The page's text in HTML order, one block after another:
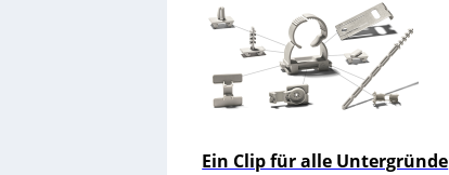
Ein Clip für alle Untergründe